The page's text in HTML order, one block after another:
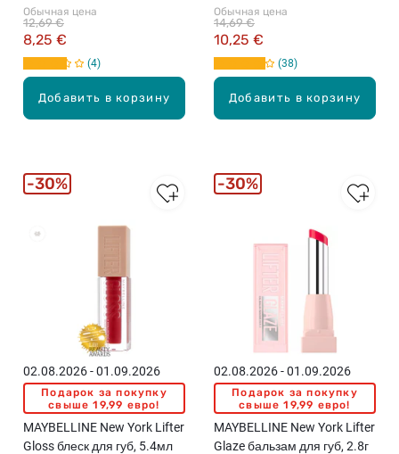
Добавить в корзину
Обычная цена
8,25 €
12,69 €
4
Добавить в корзину
Обычная цена
10,25 €
14,69 €
38
02.08.2026 - 01.09.2026
Подарок за покупку
свыше 19,99 евро!
MAYBELLINE New York Lifter
Gloss блеск для губ, 5.4мл
30%
02.08.2026 - 01.09.2026
Подарок за покупку
свыше 19,99 евро!
MAYBELLINE New York Lifter
Glaze бальзам для губ, 2.8г
30%